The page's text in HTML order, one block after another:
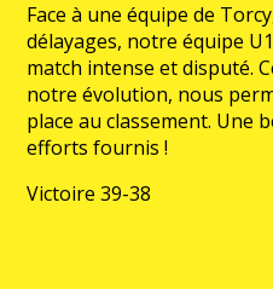
Face à une équipe de
délayages, notre équipe
match intense et disputé.
notre évolution, nous
place au classement. Une
efforts fournis !
Victoire 39-38